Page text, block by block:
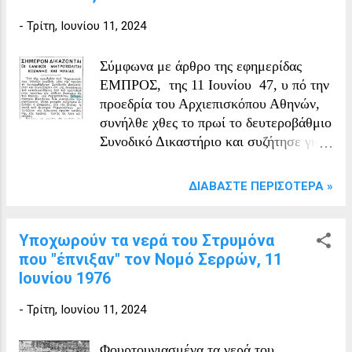
στάση τους απέναντι στο ελληνικό
- Τρίτη, Ιουνίου 11, 2024
Σύμφωνα με άρθρο της εφημερίδας
ΕΜΠΡΟΣ, της 11 Ιουνίου 47, υ πό την
προεδρία του Αρχιεπισκόπου Αθηνών,
συνήλθε χθες το πρωί το δευτεροβάθμιο
Συνοδικό Δικαστήριο και συζήτησε για
Μητροπολίτη Σιδηροκάστρου Βασίλειο
μακρά συζήτηση, εκδόθηκε η απόφαση,
με την οποία η ποινή του Μητροπολίτη
μειώνεται σε εξάμηνη αργία, κρίνοντας
Ὑπὸ τὴν προεδρίαν τοῦ ᾿Αρχιεπισκό
το δευτεροβάθμιον Συνοδικόν Δικαστή
ΔΙΑΒΆΣΤΕ ΠΕΡΙΣΌΤΕΡΑ »
Υποχωρούν τα νερά του Στρυμόνα
που "έπνιξαν" τον Νομό Σερρών, 11
Ιουνίου 1976
- Τρίτη, Ιουνίου 11, 2024